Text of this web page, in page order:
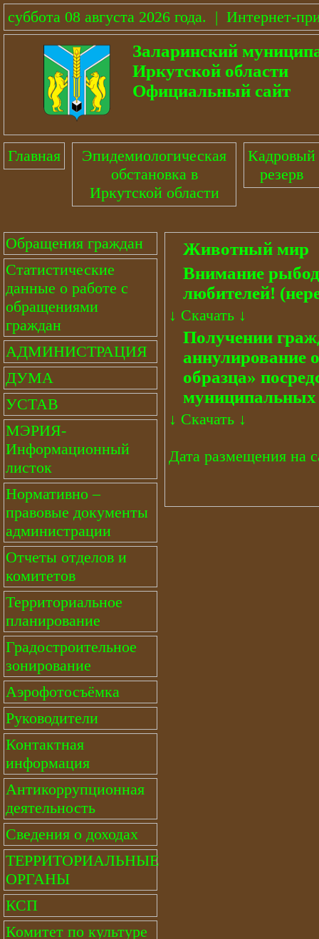
суббота 08 августа 2026 года. | Интернет-
Заларинский
Иркутской области
Официальный сайт
Главная
Эпидемиологическая
обстановка в
Иркутской области
Кадровый
резерв
Обращения граждан
Статистические
данные о работе с
обращениями
граждан
АДМИНИСТРАЦИЯ
ДУМА
УСТАВ
МЭРИЯ-
Информационный
листок
Нормативно –
правовые документы
администрации
Отчеты отделов и
комитетов
Территориальное
планирование
Градостроительное
зонирование
Аэрофотосъёмка
Руководители
Контактная
информация
Антикоррупционная
деятельность
Сведения о доходах
ТЕРРИТОРИАЛЬНЫЕ
ОРГАНЫ
КСП
Комитет по культуре
Животный мир
Внимание
любителей!
↓ Скачать ↓
Получении
аннулирование
образца»
муниципальных
↓ Скачать ↓
Дата размещения на